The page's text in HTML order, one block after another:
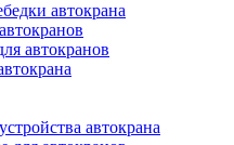
автокрана
автокранов
автокрана